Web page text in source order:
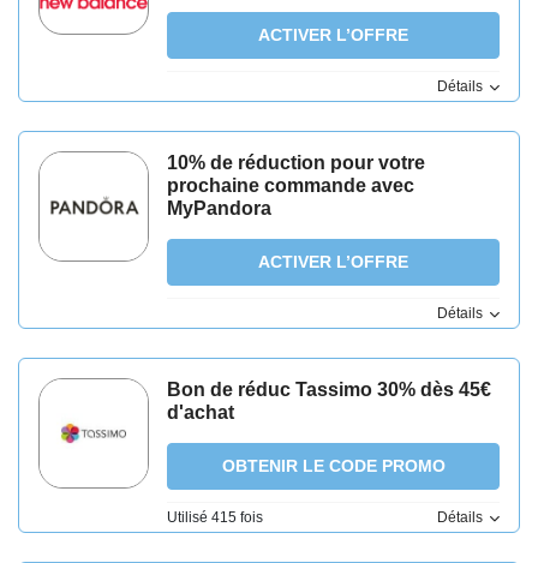
ACTIVER L’OFFRE
Détails
10% de réduction pour votre
prochaine commande avec
MyPandora
ACTIVER L’OFFRE
Détails
Bon de réduc Tassimo 30% dès 45€
d'achat
OBTENIR LE CODE PROMO
Utilisé 415 fois Détails